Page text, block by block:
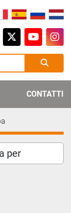
twitteryoutube
CONTATTI
per